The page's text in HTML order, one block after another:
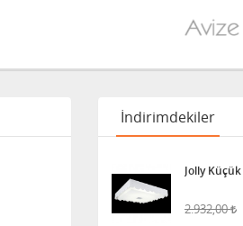
İndirimdekiler
Jolly
2.932,00